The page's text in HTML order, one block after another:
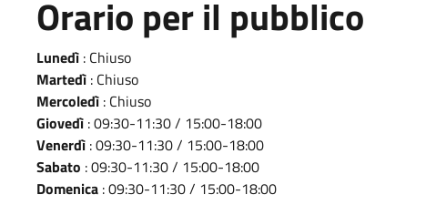
Orario per il pubblico
Lunedì: Chiuso
Martedì: Chiuso
Mercoledì: Chiuso
Giovedì: 09:30-11:30 / 15:00-18:00
Venerdì: 09:30-11:30 / 15:00-18:00
Sabato : 09:30-11:30 / 15:00-18:00
Domenica: 09:30-11:30 / 15:00-18:00